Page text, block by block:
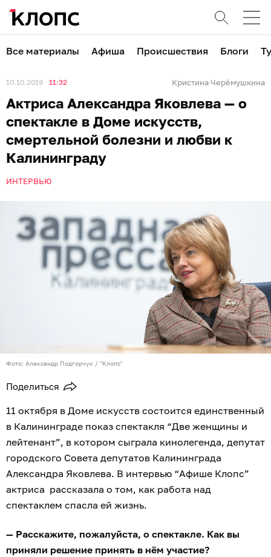
Все материалы Афиша Происшествия Блоги
10.10.2019 11:32 Кристина Черёмушкина
Актриса Александра Яковлева — о
спектакле в Доме искусств,
смертельной болезни и любви к
Калининграду
ИНТЕРВЬЮ
Фото: Александр Подгорчук / "Клопс"
Поделиться
11 октября в Доме искусств состоится единственный
в Калининграде показ спектакля “Две женщины и
лейтенант”, в котором сыграла кинолегенда, депутат
городского Совета депутатов Калининграда
Александра Яковлева. В интервью “Афише Клопс”
актриса рассказала о том, как работа над
спектаклем спасла ей жизнь.
— Расскажите, пожалуйста, о спектакле. Как вы
приняли решение принять в нём участие?